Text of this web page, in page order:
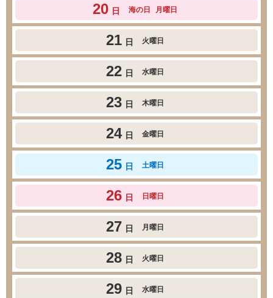
20 日 海の日 月曜日
21 日 火曜日
22 日 水曜日
23 日 木曜日
24 日 金曜日
25 日 土曜日
26 日 日曜日
27 日 月曜日
28 日 火曜日
29 日 水曜日